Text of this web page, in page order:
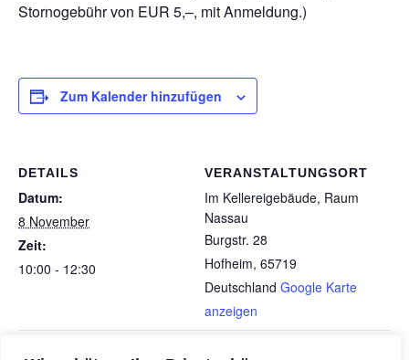
Stornogebühr von EUR 5,–, mit Anmeldung.)
Zum Kalender hinzufügen
DETAILS
Datum:
8 November
Zeit:
10:00 - 12:30
VERANSTALTUNGSORT
Im Kellereigebäude, Raum
Nassau
Burgstr. 28
Hofheim, 65719
Deutschland Google Karte
anzeigen